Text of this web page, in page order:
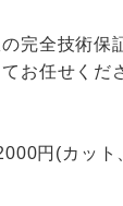
完全技術保
お任せくだ
円(カット